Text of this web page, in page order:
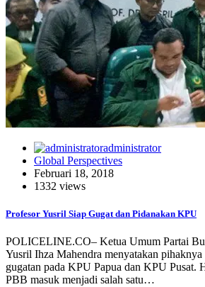
administrator
Global Perspectives
Februari 18, 2018
1332 views
Profesor Yusril Siap Gugat dan Pidanakan KPU
POLICELINE.CO– Ketua Umum Partai
Yusril Ihza Mahendra menyatakan pihaknya
gugatan pada KPU Papua dan KPU Pusat.
PBB masuk menjadi salah satu…